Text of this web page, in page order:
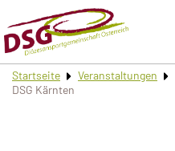
Startseite Veranstaltungen
DSG Kärnten